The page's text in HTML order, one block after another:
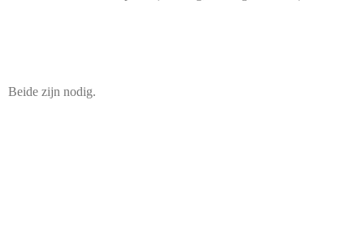
Beide zijn nodig.